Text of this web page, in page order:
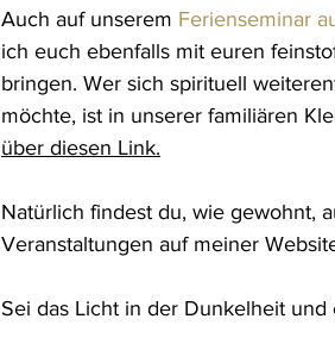
Auch auf unserem Ferienseminar
ich euch ebenfalls mit euren
bringen. Wer sich spirituell
möchte, ist in unserer familiären
über diesen Link.
Natürlich findest du, wie gewohnt,
Veranstaltungen auf meiner
Sei das Licht in der Dunkelheit und